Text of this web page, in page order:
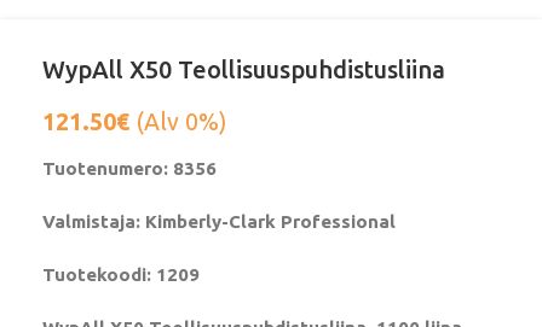
WypAll X50 Teollisuuspuhdistusliina
121.50€ (Alv 0%)
Tuotenumero: 8356
Valmistaja: Kimberly-Clark Professional
Tuotekoodi: 1209